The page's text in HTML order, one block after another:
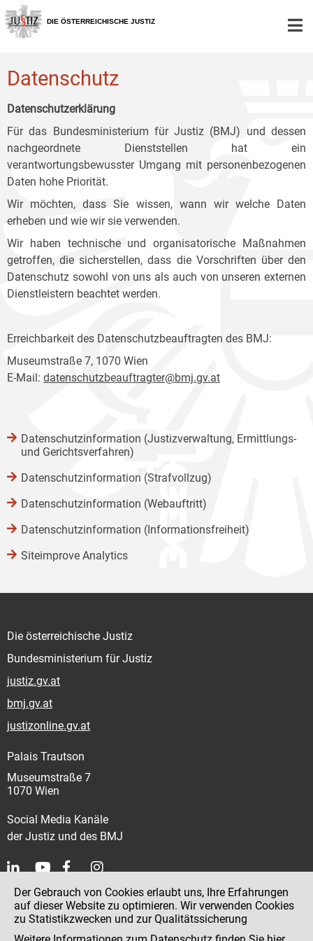
Zur
Hauptnavigation
[1]
Zum
Inhalt
[2]
Zum
Untermenü
[3]
DIE ÖSTERREICHISCHE JUSTIZ
Datenschutz
Datenschutzerklärung
Für das Bundesministerium für Justiz (BMJ) und dessen
nachgeordnete Dienststellen hat ein
verantwortungsbewusster Umgang mit personenbezogenen
Daten hohe Priorität.
Wir möchten, dass Sie wissen, wann wir welche Daten
erheben und wie wir sie verwenden.
Wir haben technische und organisatorische Maßnahmen
getroffen, die sicherstellen, dass die Vorschriften über den
Datenschutz sowohl von uns als auch von unseren externen
Dienstleistern beachtet werden.
Erreichbarkeit des Datenschutzbeauftragten des BMJ:
Museumstraße 7, 1070 Wien
E-Mail: datenschutzbeauftragter@bmj.gv.at
Datenschutzinformation (Justizverwaltung, Ermittlungs-
und Gerichtsverfahren)
Datenschutzinformation (Strafvollzug)
Datenschutzinformation (Webauftritt)
Datenschutzinformation (Informationsfreiheit)
Siteimprove Analytics
Die österreichische Justiz
Bundesministerium für Justiz
justiz.gv.at
bmj.gv.at
justizonline.gv.at
Palais Trautson
Museumstraße 7
1070 Wien
Social Media Kanäle
der Justiz und des BMJ
Kontakt
Impressum
Der Gebrauch von Cookies erlaubt uns, Ihre Erfahrungen
auf dieser Website zu optimieren. Wir verwenden Cookies
zu Statistikzwecken und zur Qualitätssicherung